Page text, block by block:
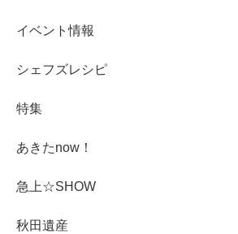
イベント情報
シェフズレシピ
特集
あきたnow！
急上☆SHOW
秋田遺産